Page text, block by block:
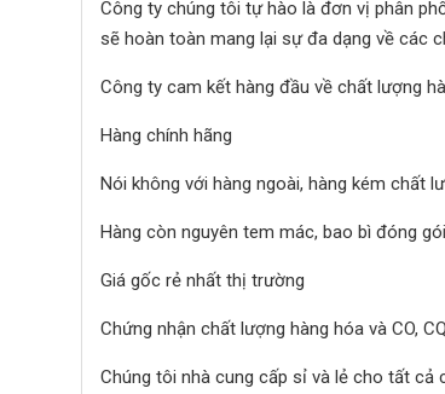
Công ty chúng tôi tự hào là đơn vị phân
sẽ hoàn toàn mang lại sự đa dạng về các
Công ty cam kết hàng đầu về chất lượng
Hàng chính hãng
Nói không với hàng ngoài, hàng kém chất
Hàng còn nguyên tem mác, bao bì đóng gói
Giá gốc rẻ nhất thị trường
Chứng nhận chất lượng hàng hóa và CO,
Chúng tôi nhà cung cấp sỉ và lẻ cho tất cả